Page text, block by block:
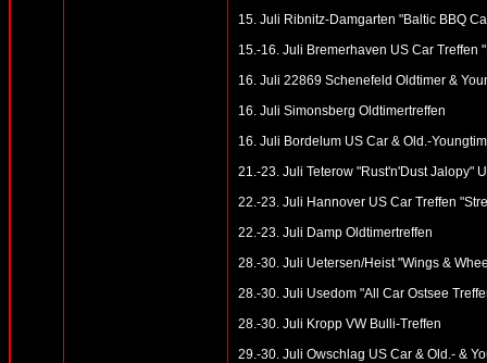
15. Juli Ribnitz-Damgarten "Baltic BBQ
15.-16. Juli Bremerhaven US Car Treffen
16. Juli 22869 Schenefeld Oldtimer &
16. Juli Simonsberg Oldtimertreffen
16. Juli Bordelum US Car & Old.-
21.-23. Juli Teterow "Rust'n'Dust Jalopy"
22.-23. Juli Hannover US Car Treffen
22.-23. Juli Damp Oldtimertreffen
28.-30. Juli Uetersen/Heist "Wings &
28.-30. Juli Usedom "All Car Ostsee
28.-30. Juli Kropp VW Bulli-Treffen
29.-30. Juli Owschlag US Car & Old.- &